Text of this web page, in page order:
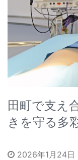
田町で支え
きを守る多
2026年1月24日